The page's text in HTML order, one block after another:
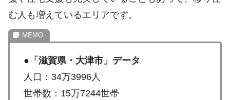
む人も増えているエリアです。
● 「滋賀県・大津市」データ
人口：34万3996人
世帯数：15万7244世帯